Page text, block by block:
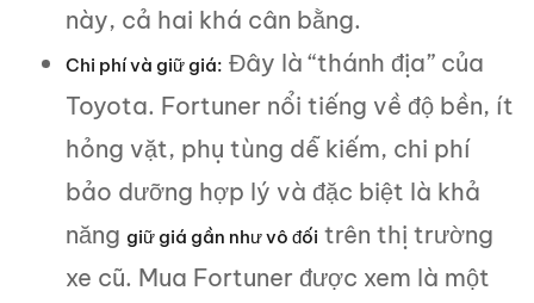
này, cả hai khá cân bằng.
Chi phí và giữ giá: Đây là “thánh địa” của
Toyota. Fortuner nổi tiếng về độ bền, ít
hỏng vặt, phụ tùng dễ kiếm, chi phí
bảo dưỡng hợp lý và đặc biệt là khả
năng giữ giá gần như vô đối trên thị trường
xe cũ. Mua Fortuner được xem là một